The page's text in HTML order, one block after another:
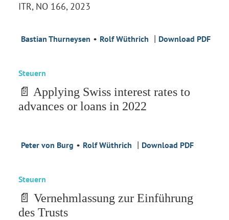
ITR, NO 166, 2023
Bastian Thurneysen • Rolf Wüthrich | Download PDF
Steuern
📄 Applying Swiss interest rates to
advances or loans in 2022
Peter von Burg • Rolf Wüthrich | Download PDF
Steuern
📄 Vernehmlassung zur Einführung
des Trusts